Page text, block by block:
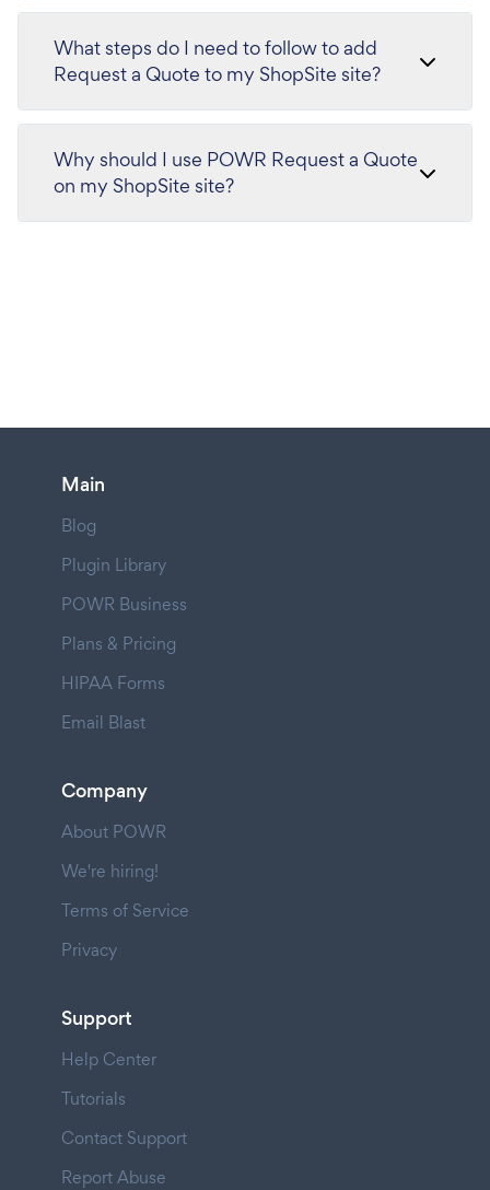
What steps do I need to follow to add
Request a Quote to my ShopSite site?
Why should I use POWR Request a Quote
on my ShopSite site?
Main
Blog
Plugin Library
POWR Business
Plans & Pricing
HIPAA Forms
Email Blast
Company
About POWR
We're hiring!
Terms of Service
Privacy
Support
Help Center
Tutorials
Contact Support
Report Abuse